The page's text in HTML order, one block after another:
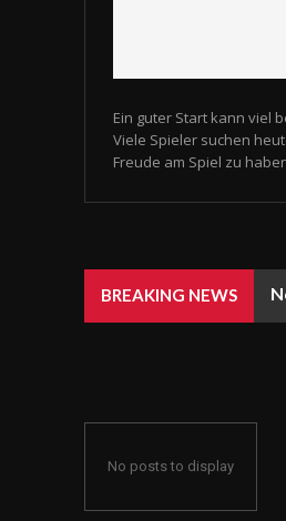
Ein guter Start kann viel
Viele Spieler suchen
Freude am Spiel zu
BREAKING NEWS
No posts to display